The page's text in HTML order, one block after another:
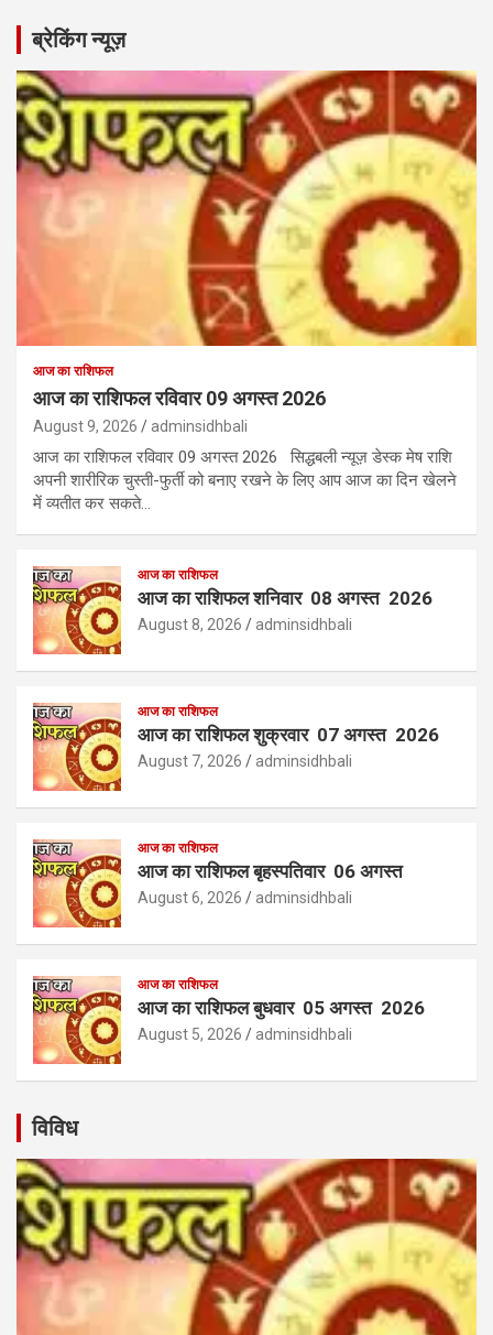
ब्रेकिंग न्यूज़
आज का राशिफल
आज का राशिफल रविवार 09 अगस्त 2026
August 9, 2026 adminsidhbali
आज का राशिफल रविवार 09 अगस्त 2026 सिद्धबली न्यूज़ डेस्क मेष राशि
अपनी शारीरिक चुस्ती-फुर्ती को बनाए रखने के लिए आप आज का दिन खेलने
में व्यतीत कर सकते…
आज का राशिफल
आज का राशिफल शनिवार 08 अगस्त 2026
August 8, 2026 adminsidhbali
आज का राशिफल
आज का राशिफल शुक्रवार 07 अगस्त 2026
August 7, 2026 adminsidhbali
आज का राशिफल
आज का राशिफल बृहस्पतिवार 06 अगस्त
August 6, 2026 adminsidhbali
आज का राशिफल
आज का राशिफल बुधवार 05 अगस्त 2026
August 5, 2026 adminsidhbali
विविध